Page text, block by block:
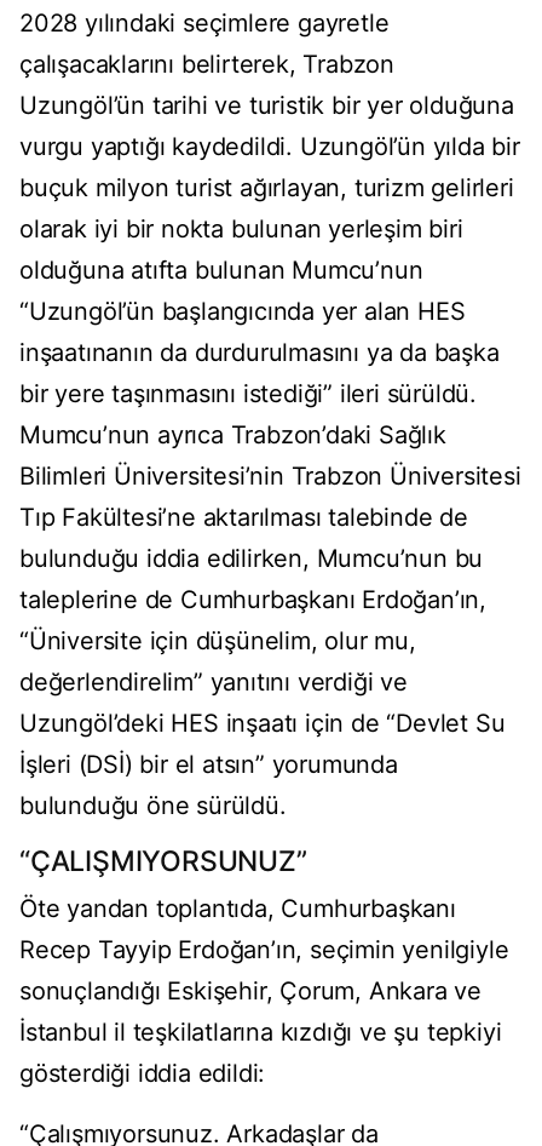
2028 yılındaki seçimlere gayretle
çalışacaklarını belirterek, Trabzon
Uzungöl’ün tarihi ve turistik bir yer olduğuna
vurgu yaptığı kaydedildi. Uzungöl’ün yılda bir
buçuk milyon turist ağırlayan, turizm gelirleri
olarak iyi bir nokta bulunan yerleşim biri
olduğuna atıfta bulunan Mumcu’nun
“Uzungöl’ün başlangıcında yer alan HES
inşaatınanın da durdurulmasını ya da başka
bir yere taşınmasını istediği” ileri sürüldü.
Mumcu’nun ayrıca Trabzon’daki Sağlık
Bilimleri Üniversitesi’nin Trabzon Üniversitesi
Tıp Fakültesi’ne aktarılması talebinde de
bulunduğu iddia edilirken, Mumcu’nun bu
taleplerine de Cumhurbaşkanı Erdoğan’ın,
“Üniversite için düşünelim, olur mu,
değerlendirelim” yanıtını verdiği ve
Uzungöl’deki HES inşaatı için de “Devlet Su
İşleri (DSİ) bir el atsın” yorumunda
bulunduğu öne sürüldü.
“ÇALIŞMIYORSUNUZ”
Öte yandan toplantıda, Cumhurbaşkanı
Recep Tayyip Erdoğan’ın, seçimin yenilgiyle
sonuçlandığı Eskişehir, Çorum, Ankara ve
İstanbul il teşkilatlarına kızdığı ve şu tepkiyi
gösterdiği iddia edildi:
“Çalışmıyorsunuz. Arkadaşlar da